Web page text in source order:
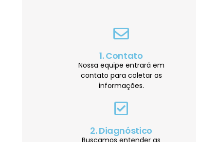
1. Contato
Nossa equipe entrará em
contato para coletar as
informações.
2. Diagnóstico
Buscamos entender as